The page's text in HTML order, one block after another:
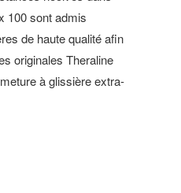
100 sont admis
de haute qualité afin
originales Theraline
à glissière extra-